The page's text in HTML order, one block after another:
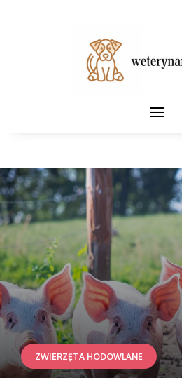
ZWIERZĘTA HODOWLANE